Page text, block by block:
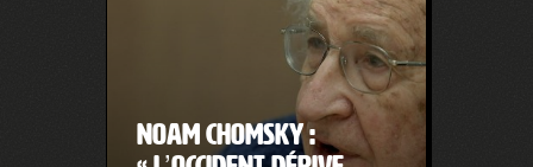
Noam Chomsky :